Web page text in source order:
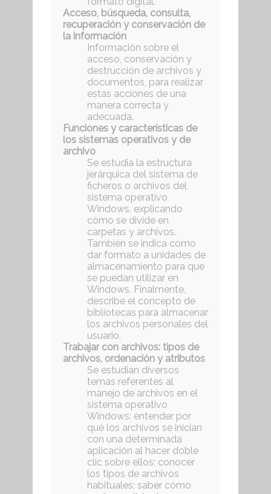
Acceso, búsqueda, consulta,
recuperación y conservación de
la información
Información sobre el
acceso, conservación y
destrucción de archivos y
documentos, para realizar
estas acciones de una
manera correcta y
adecuada.
Funciones y características de
los sistemas operativos y de
archivo
Se estudia la estructura
jerárquica del sistema de
ficheros o archivos del
sistema operativo
Windows, explicando
cómo se divide en
carpetas y archivos.
También se indica cómo
dar formato a unidades de
almacenamiento para que
se puedan utilizar en
Windows. Finalmente,
describe el concepto de
bibliotecas para almacenar
los archivos personales del
usuario.
Trabajar con archivos: tipos de
archivos, ordenación y atributos
Se estudian diversos
temas referentes al
manejo de archivos en el
sistema operativo
Windows: entender por
qué los archivos se inician
con una determinada
aplicación al hacer doble
clic sobre ellos; conocer
los tipos de archivos
habituales; saber cómo